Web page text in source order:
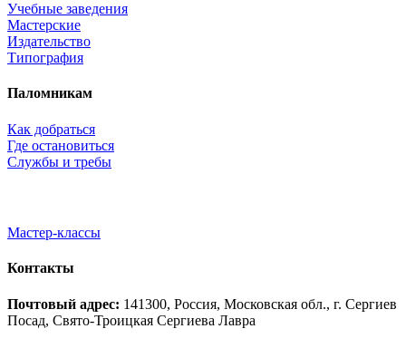
Учебные заведения
Мастерские
Издательство
Типография
Паломникам
Как добраться
Где остановиться
Службы и требы
Мастер-классы
Контакты
Почтовый адрес: 141300, Россия, Московская обл., г. Сергиев
Посад, Свято-Троицкая Сергиева Лавра